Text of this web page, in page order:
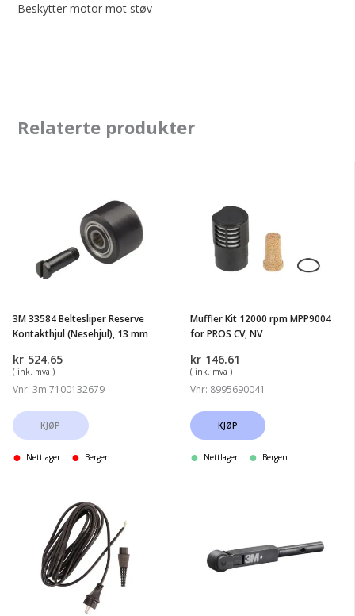
Beskytter motor mot støv
Relaterte produkter
Kontakthjul
mm
3M 33584 Beltesliper Reserve
Kontakthjul (Nesehjul), 13 mm
kr 524.65
( ink. mva )
Vnr: 3m 7100132679
KJØP
Nettlager Bergen
12000
rpm
MPP9004
CV,
Muffler Kit 12000 rpm MPP9004
for PROS CV, NV
kr 146.61
( ink. mva )
Vnr: 8995690041
KJØP
Nettlager Bergen
230V
Beltesliper